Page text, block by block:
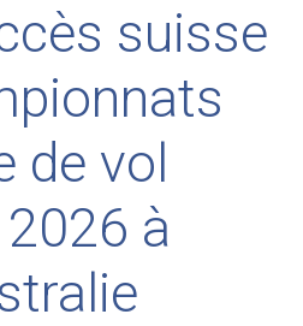
suisse
de vol
à